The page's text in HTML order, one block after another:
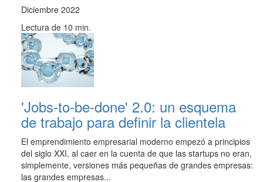
Diciembre 2022
Lectura de 10 min.
'Jobs-to-be-done' 2.0: un esquema
de trabajo para definir la clientela
El emprendimiento empresarial moderno empezó a principios
del siglo XXI, al caer en la cuenta de que las startups no eran,
simplemente, versiones más pequeñas de grandes empresas:
las grandes empresas...